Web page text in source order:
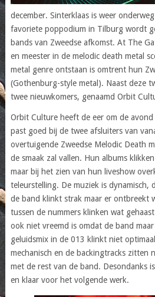
december. Sinterklaas is weer
favoriete poppodium in Tilburg wordt
bands van Zweedse afkomst. At The
en meester in de melodic death metal
metal genre ontstaan is omtrent hun
(Gothenburg-style metal). Naast deze
twee nieuwkomers, genaamd Orbit
Orbit Culture heeft de eer om de
past goed bij de twee afsluiters van
overtuigende Zweedse Melodic Death
de smaak zal vallen. Hun albums
maar bij het zien van hun liveshow
teleurstelling. De muziek is dynamisch,
de band klinkt strak maar er ontbreekt
tussen de nummers klinken wat
ook niet vreemd is omdat de band
geluidsmix in de 013 klinkt niet
mechanisch en de backingtracks zitten
met de rest van de band. Desondanks
en klaar voor het volgende werk.